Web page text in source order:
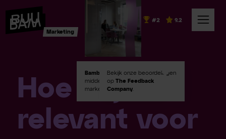
Marketing
#2
Bambuu #2in Emerce100
middelgroot digital
marketingbureaus!
9.2
Bekijk onze beoordelingen
opThe Feedback
Company.
Hoe blijf ik
relevant voor